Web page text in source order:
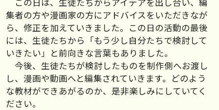
集者の方や漫画家の方にアドバイスをいただきなが
ら、修正を加えていきました。この日の活動の最後
には、生徒たちから「もう少し自分たちで検討して
いきたい」と前向きな言葉もありました。
今後、生徒たちが検討したものを制作側へお渡し
し、漫画や動画へと編集されていきます。どのよう
な教材ができあがるのか、是非楽しみにしていてく
ださい。